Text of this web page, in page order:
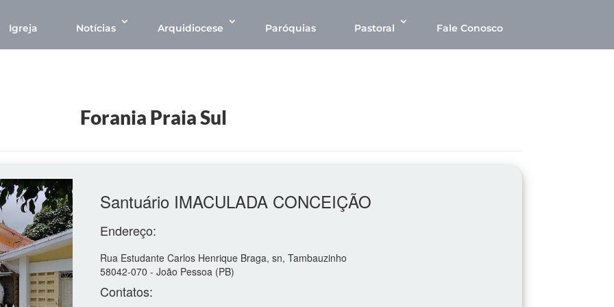
Igreja Notícias Arquidiocese Paróquias Pastoral Fale Conosco
Forania Praia Sul
Santuário IMACULADA CONCEIÇÃO
Endereço:
Rua Estudante Carlos Henrique Braga, sn, Tambauzinho
58042-070 - João Pessoa (PB)
Contatos: